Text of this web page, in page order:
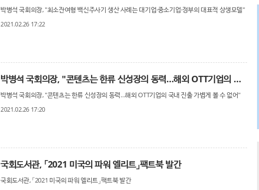
박병석 국회의장, "최소잔여형 백신주사기 생산 사례는 대기업·중소기업·정부의 대표적 상생모델"
2021.02.26 17:22
박병석 국회의장, "콘텐츠는 한류 신성장의 동력…해외 OTT기업의 국내 진출 가볍게 볼 수
박병석 국회의장, "콘텐츠는 한류 신성장의 동력…해외 OTT기업의 국내 진출 가볍게 볼 수 없어"
2021.02.26 17:20
국회도서관, 「2021 미국의 파워 엘리트」팩트북 발간
국회도서관, 「2021 미국의 파워 엘리트」팩트북 발간